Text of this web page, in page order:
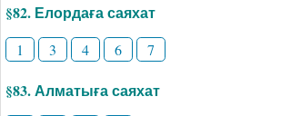
§82. Елордаға саяхат
1 3 4 6 7
§83. Алматыға саяхат